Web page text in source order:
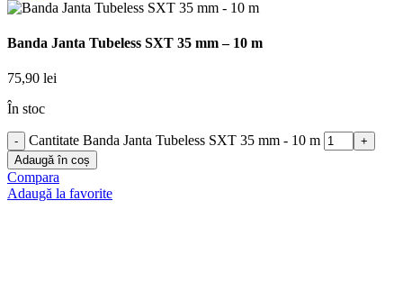
Banda Janta Tubeless SXT 35 mm – 10 m
75,90 lei
În stoc
Cantitate Banda Janta Tubeless SXT 35 mm - 10 m
Adaugă în coș
Compara
Adaugă la favorite